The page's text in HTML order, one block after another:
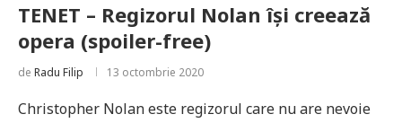
TENET – Regizorul Nolan își creează
opera (spoiler-free)
de Radu Filip 13 octombrie 2020
Christopher Nolan este regizorul care nu are nevoie